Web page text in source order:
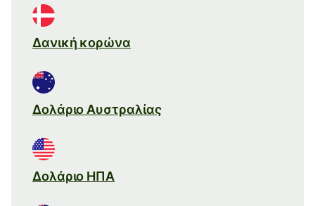
Δανική κορώνα
Δολάριο Αυστραλίας
Δολάριο ΗΠΑ